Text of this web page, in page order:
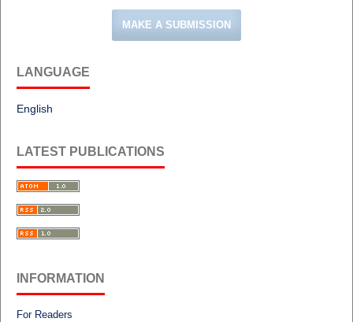
MAKE A SUBMISSION
LANGUAGE
English
LATEST PUBLICATIONS
INFORMATION
For Readers